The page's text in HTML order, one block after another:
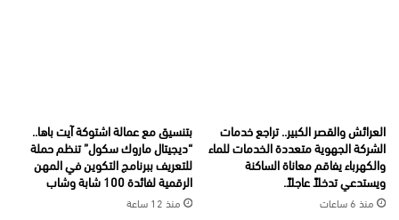
العرائش والقصر الكبير.. تراجع خدمات
الشركة الجهوية متعددة الخدمات للماء
والكهرباء يفاقم معاناة الساكنة
ويستدعي تدخلاً عاجلاً.
منذ 6 ساعات
بتنسيق مع عمالة اشتوكة آيت باها..
“ديجيتال ماروك سكول” تنظم حملة
للتعريف ببرنامج التكوين في المهن
الرقمية لفائدة 100 شابة وشاب
منذ 12 ساعة